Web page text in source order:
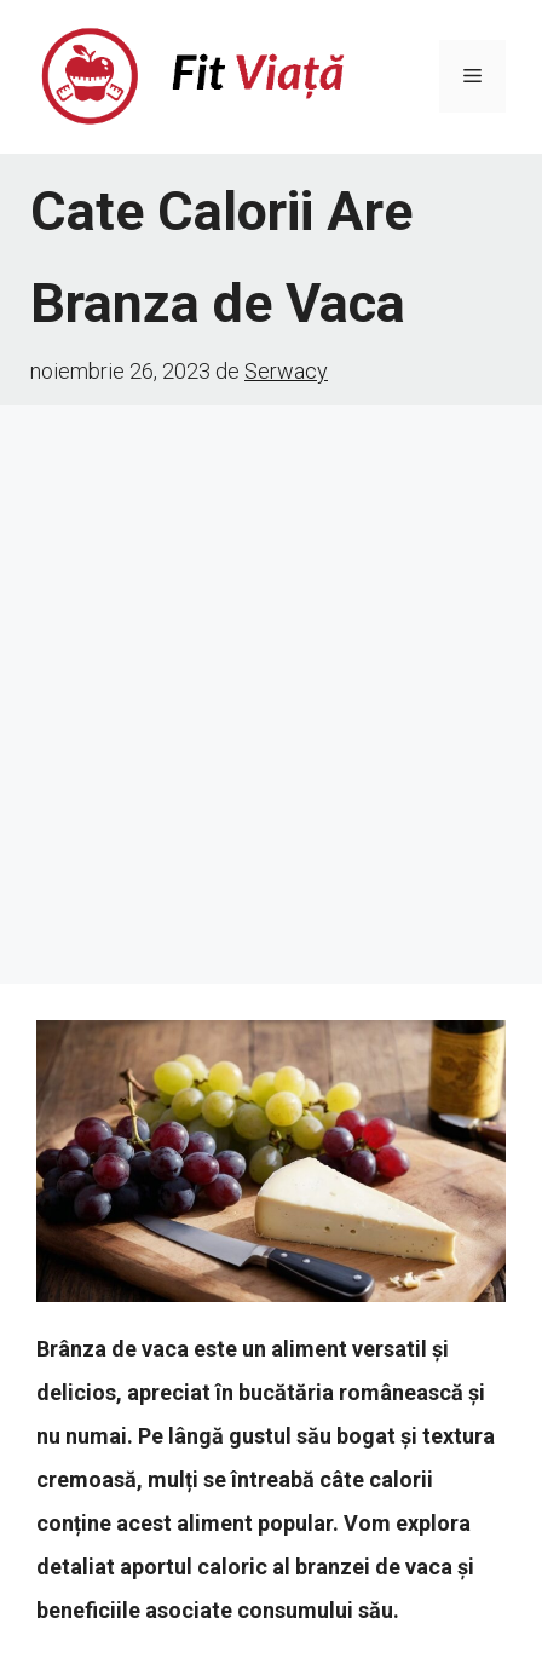
conținut
Meniu
Cate Calorii Are
Branza de Vaca
noiembrie 26, 2023 de Serwacy
Brânza de vaca este un aliment versatil și
delicios, apreciat în bucătăria românească și
nu numai. Pe lângă gustul său bogat și textura
cremoasă, mulți se întreabă câte calorii
conține acest aliment popular. Vom explora
detaliat aportul caloric al branzei de vaca și
beneficiile asociate consumului său.